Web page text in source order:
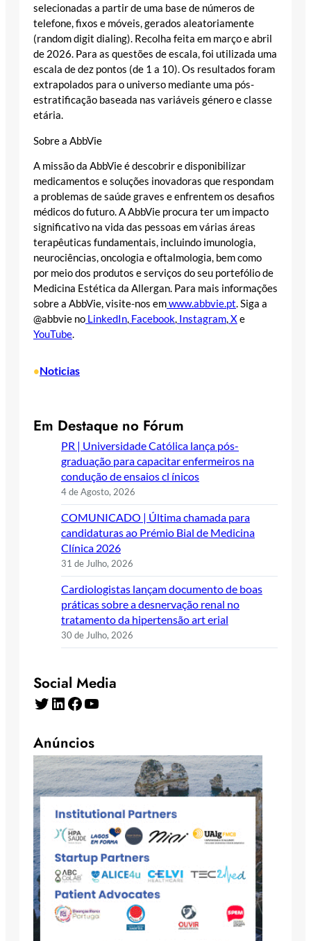
selecionadas a partir de uma base de números de
telefone, fixos e móveis, gerados aleatoriamente
(random digit dialing). Recolha feita em março e abril
de 2026. Para as questões de escala, foi utilizada uma
escala de dez pontos (de 1 a 10). Os resultados foram
extrapolados para o universo mediante uma pós-
estratificação baseada nas variáveis género e classe
etária.
Sobre a AbbVie
A missão da AbbVie é descobrir e disponibilizar
medicamentos e soluções inovadoras que respondam
a problemas de saúde graves e enfrentem os desafios
médicos do futuro. A AbbVie procura ter um impacto
significativo na vida das pessoas em várias áreas
terapêuticas fundamentais, incluindo imunologia,
neurociências, oncologia e oftalmologia, bem como
por meio dos produtos e serviços do seu portefólio de
Medicina Estética da Allergan. Para mais informações
sobre a AbbVie, visite-nos emwww.abbvie.pt. Siga a
@abbvie no LinkedIn, Facebook, Instagram,Xe
YouTube.
•Noticias
Em Destaque no Fórum
PR | Universidade Católica lança pós-
graduação para capacitar enfermeiros na
condução de ensaios cl ínicos
4 de Agosto, 2026
COMUNICADO | Última chamada para
candidaturas ao Prémio Bial de Medicina
Clínica 2026
31 de Julho, 2026
Cardiologistas lançam documento de boas
práticas sobre a desnervação renal no
tratamento da hipertensão art erial
30 de Julho, 2026
Social Media
Twitter LinkedIn Facebook YouTube
Anúncios